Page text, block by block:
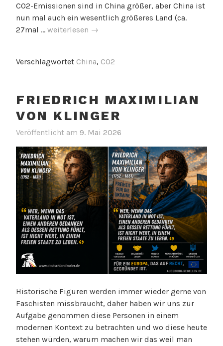
CO2-Emissionen sind in China größer, aber China ist
nun mal auch ein wesentlich größeres Land (ca.
27mal … Aber
weiterlesen →
Verschlagwortet China, CO2
FRIEDRICH MAXIMILIAN
VON KLINGER
Veröffentlicht am 9. Mai 2026
Historische Figuren werden immer wieder gerne von
Faschisten missbraucht, daher haben wir uns zur
Aufgabe genommen diese Personen in einem
modernen Kontext zu betrachten und wo diese heute
stehen würden, warum machen wir das weil man